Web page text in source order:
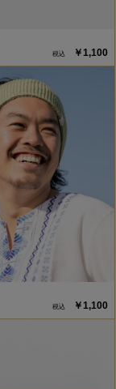
￥1,100
￥1,100